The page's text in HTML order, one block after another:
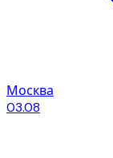
Москва
03.08